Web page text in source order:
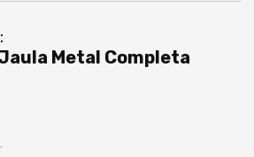
Metal Completa